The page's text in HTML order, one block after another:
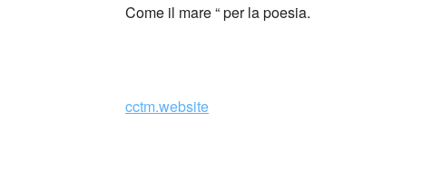
Come il mare “ per la poesia.
cctm.website